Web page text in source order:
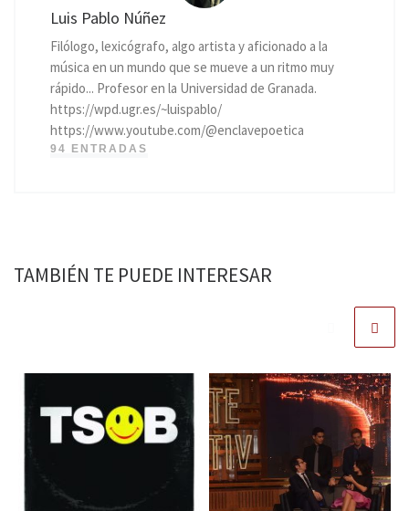
Luis Pablo Núñez
Filólogo, lexicógrafo, algo artista y aficionado a la
música en un mundo que se mueve a un ritmo muy
rápido... Profesor en la Universidad de Granada.
https://wpd.ugr.es/~luispablo/
https://www.youtube.com/@enclavepoetica
94 ENTRADAS
TAMBIÉN TE PUEDE INTERESAR